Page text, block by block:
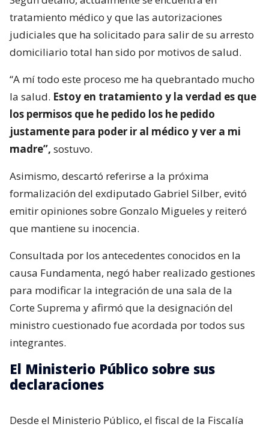
tratamiento médico y que las autorizaciones
judiciales que ha solicitado para salir de su arresto
domiciliario total han sido por motivos de salud.
“A mí todo este proceso me ha quebrantado mucho
la salud. Estoy en tratamiento y la verdad es que
los permisos que he pedido los he pedido
justamente para poder ir al médico y ver a mi
madre”, sostuvo.
Asimismo, descartó referirse a la próxima
formalización del exdiputado Gabriel Silber, evitó
emitir opiniones sobre Gonzalo Migueles y reiteró
que mantiene su inocencia.
Consultada por los antecedentes conocidos en la
causa Fundamenta, negó haber realizado gestiones
para modificar la integración de una sala de la
Corte Suprema y afirmó que la designación del
ministro cuestionado fue acordada por todos sus
integrantes.
El Ministerio Público sobre sus
declaraciones
Desde el Ministerio Público, el fiscal de la Fiscalía